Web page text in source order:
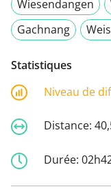
Wiesendangen
Gachnang
Statistiques
Niveau de
Distance:
Durée: